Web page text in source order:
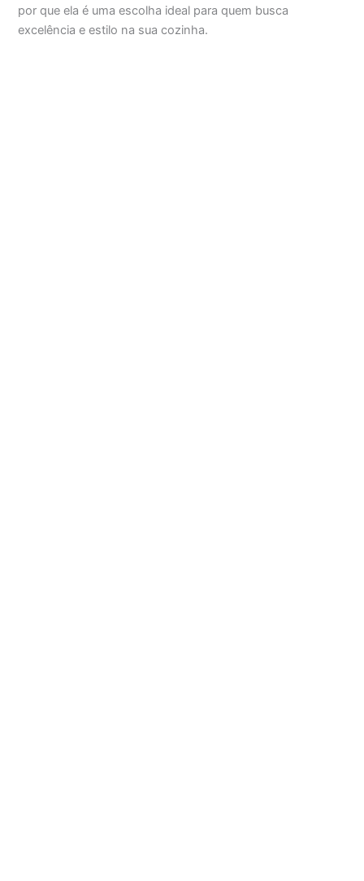
por que ela é uma escolha ideal para quem busca
excelência e estilo na sua cozinha.